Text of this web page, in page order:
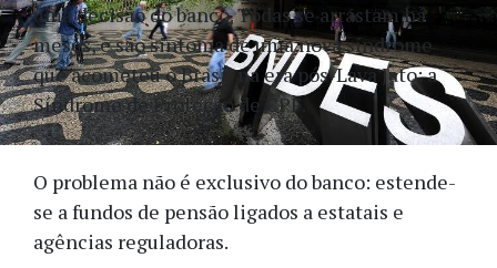
uma decisão do banco. Todas se arrastam há
meses, e são sintoma de uma nova síndrome
que acometeu o Brasil na era pós-Lava Jato: a
Síndrome de Proteção de CPF.
O problema não é exclusivo do banco: estende-
se a fundos de pensão ligados a estatais e
agências reguladoras.